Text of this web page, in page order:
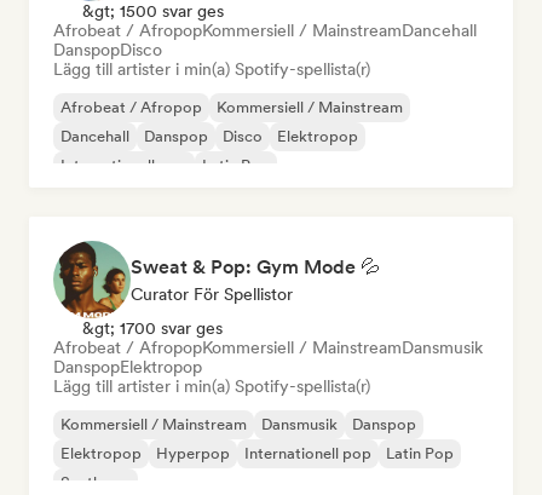
&gt; 1500 svar ges
Afrobeat / AfropopKommersiell / MainstreamDancehall
DanspopDisco
Lägg till artister i min(a) Spotify-spellista(r)
Afrobeat / Afropop
Kommersiell / Mainstream
Dancehall
Danspop Disco
Elektropop
Internationell pop
Latin Pop
Sweat & Pop: Gym Mode 💦
Curator För Spellistor
&gt; 1700 svar ges
Afrobeat / AfropopKommersiell / MainstreamDansmusik
DanspopElektropop
Lägg till artister i min(a) Spotify-spellista(r)
Kommersiell / Mainstream Dansmusik
Danspop
Elektropop
Hyperpop Internationell pop
Latin Pop
Synthpop